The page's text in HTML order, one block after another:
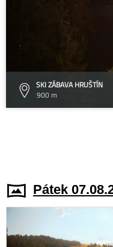
SKI ZÁBAVA HRUŠTÍN
900 m
Pátek